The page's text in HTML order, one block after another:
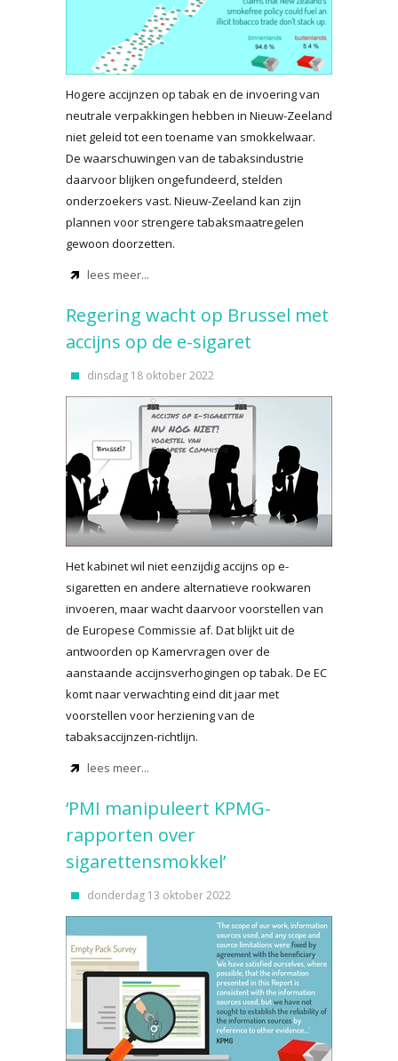
Hogere accijnzen op tabak en de invoering van
neutrale verpakkingen hebben in Nieuw-Zeeland
niet geleid tot een toename van smokkelwaar.
De waarschuwingen van de tabaksindustrie
daarvoor blijken ongefundeerd, stelden
onderzoekers vast. Nieuw-Zeeland kan zijn
plannen voor strengere tabaksmaatregelen
gewoon doorzetten.
lees meer...
Regering wacht op Brussel met
accijns op de e-sigaret
dinsdag 18 oktober 2022
Het kabinet wil niet eenzijdig accijns op e-
sigaretten en andere alternatieve rookwaren
invoeren, maar wacht daarvoor voorstellen van
de Europese Commissie af. Dat blijkt uit de
antwoorden op Kamervragen over de
aanstaande accijnsverhogingen op tabak. De EC
komt naar verwachting eind dit jaar met
voorstellen voor herziening van de
tabaksaccijnzen-richtlijn.
lees meer...
‘PMI manipuleert KPMG-
rapporten over
sigarettensmokkel’
donderdag 13 oktober 2022